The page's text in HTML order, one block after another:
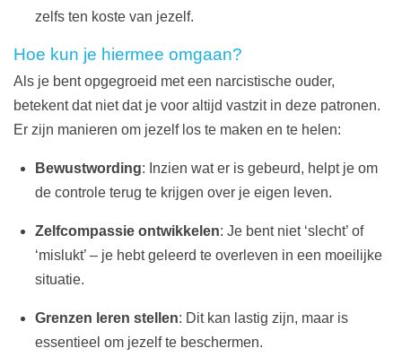
zelfs ten koste van jezelf.
Hoe kun je hiermee omgaan?
Als je bent opgegroeid met een narcistische ouder,
betekent dat niet dat je voor altijd vastzit in deze patronen.
Er zijn manieren om jezelf los te maken en te helen:
Bewustwording: Inzien wat er is gebeurd, helpt je om
de controle terug te krijgen over je eigen leven.
Zelfcompassie ontwikkelen: Je bent niet ‘slecht’ of
‘mislukt’ – je hebt geleerd te overleven in een moeilijke
situatie.
Grenzen leren stellen: Dit kan lastig zijn, maar is
essentieel om jezelf te beschermen.